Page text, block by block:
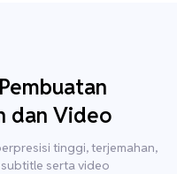
dan Video
tinggi, terjemahan,
serta video